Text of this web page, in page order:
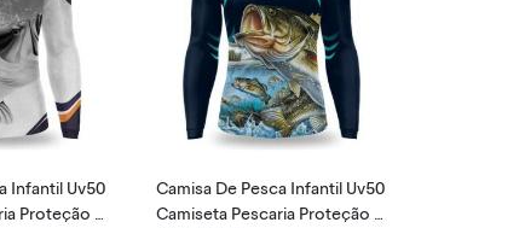
Infantil Uv50
Proteção U
Camisa De Pesca Infantil Uv50
Camiseta Pescaria Proteção U